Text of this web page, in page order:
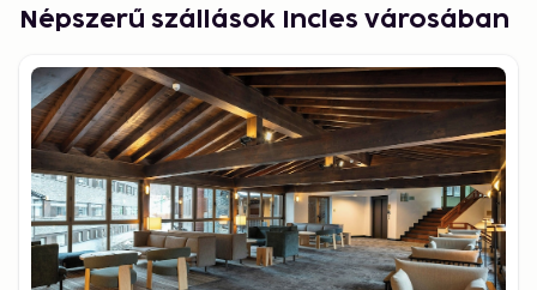
Népszerű szállások Incles városában